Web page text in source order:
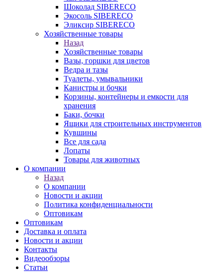
Шоколад SIBERECO
Экосоль SIBERECO
Эликсир SIBERECO
Хозяйственные товары
Назад
Хозяйственные товары
Вазы, горшки для цветов
Ведра и тазы
Туалеты, умывальники
Канистры и бочки
Корзины, контейнеры и емкости для
хранения
Баки, бочки
Ящики для строительных инструментов
Кувшины
Все для сада
Лопаты
Товары для животных
О компании
Назад
О компании
Новости и акции
Политика конфиденциальности
Оптовикам
Оптовикам
Доставка и оплата
Новости и акции
Контакты
Видеообзоры
Статьи